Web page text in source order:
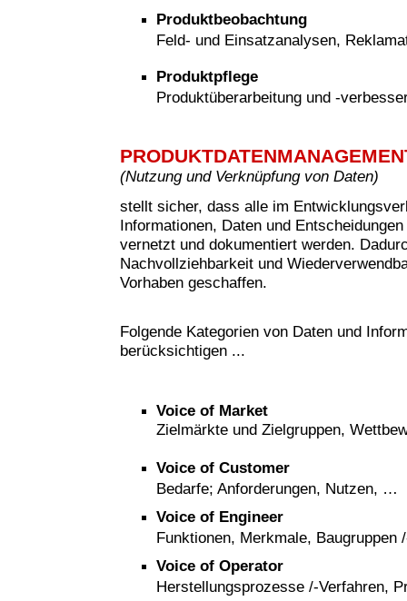
Produktbeobachtung
Feld- und Einsatzanalysen,
Produktpflege
Produktüberarbeitung und -
(Nutzung und Verknüpfung von Daten)
stellt sicher, dass alle im
Informationen, Daten und
vernetzt und dokumentiert werden.
Nachvollziehbarkeit und
Vorhaben geschaffen.
Folgende Kategorien von Daten und
berücksichtigen ...
Voice of Market
Zielmärkte und Zielgruppen,
Voice of Customer
Bedarfe; Anforderungen, Nutzen, …
Voice of Engineer
Funktionen, Merkmale,
Voice of Operator
Herstellungsprozesse /-Verfahren,